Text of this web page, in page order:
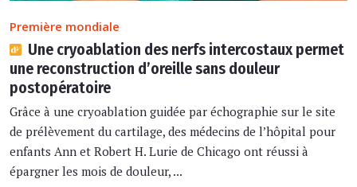
Première mondiale
Une cryoablation des nerfs intercostaux permet
une reconstruction d’oreille sans douleur
postopératoire
Grâce à une cryoablation guidée par échographie sur le site
de prélèvement du cartilage, des médecins de l’hôpital pour
enfants Ann et Robert H. Lurie de Chicago ont réussi à
épargner les mois de douleur, ...